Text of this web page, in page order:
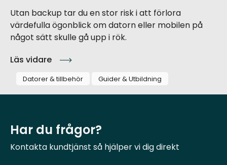
Utan backup tar du en stor risk i att förlora
värdefulla ögonblick om datorn eller mobilen på
något sätt skulle gå upp i rök.
Läs vidare
Datorer & tillbehör Guider & Utbildning
Har du frågor?
Kontakta kundtjänst så hjälper vi dig direkt